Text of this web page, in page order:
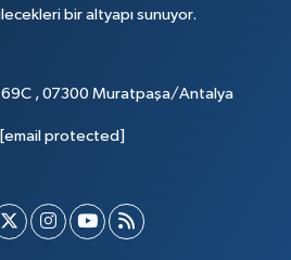
bir altyapı sunuyor.
, 07300 Muratpaşa/Antalya
[email protected]